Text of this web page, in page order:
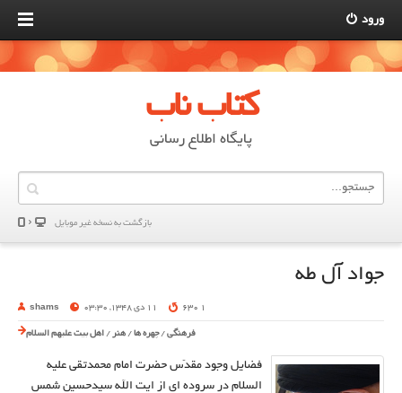
ورود
کتاب ناب
پایگاه اطلاع رسانی
بازگشت به نسخه غير موبایل
جواد آل طه
shams 11 دی 1348, 03:30 1 630
فرهنگی /چهره ها / هنر / اهل بیت علیهم السلام
فضایل وجود مقدّس حضرت امام محمدتقی علیه
السلام در سروده ای از ایت الله سیدحسین شمس